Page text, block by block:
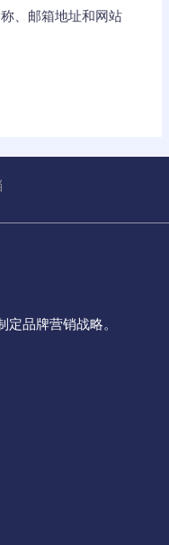
、邮箱地址和网站
品牌营销战略。